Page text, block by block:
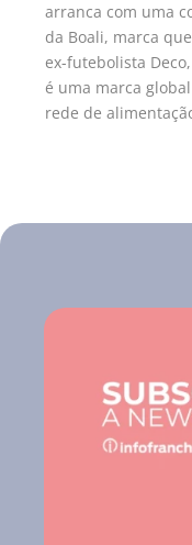
arranca com uma
da Boali, marca
ex-futebolista
é uma marca
rede de